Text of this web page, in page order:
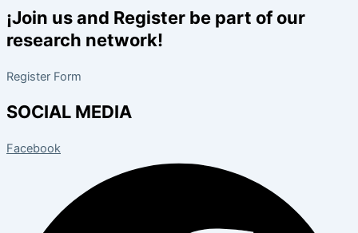
¡Join us and Register be part of our
research network!
Register Form
SOCIAL MEDIA
Facebook